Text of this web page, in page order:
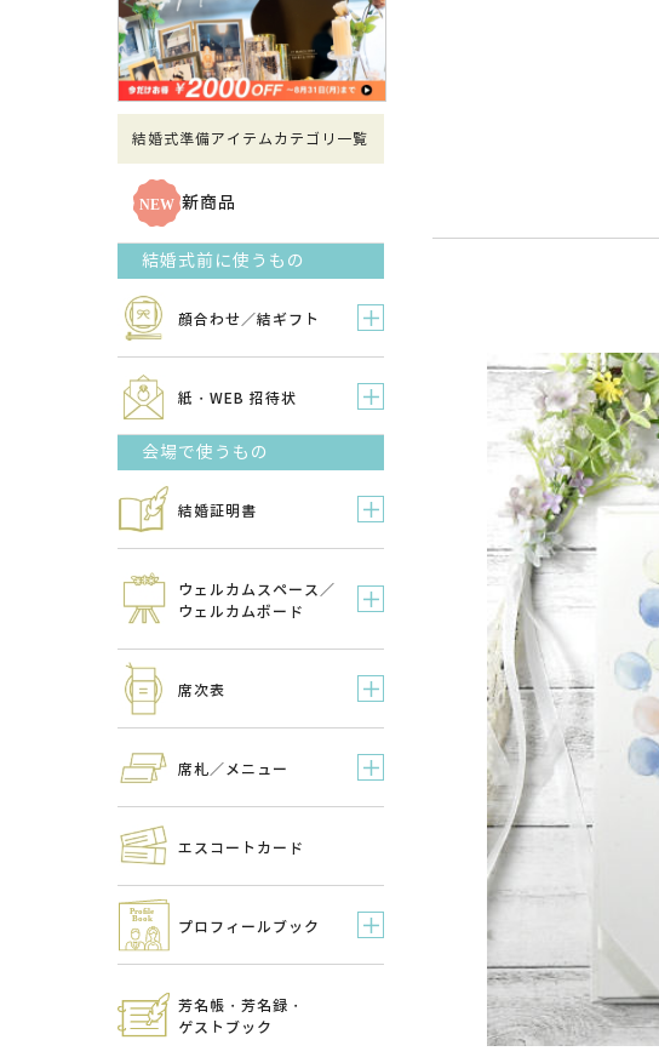
結婚式準備アイテムカテゴリ一覧
新商品
結婚式前に使うもの
顔合わせ／結ギフト
紙・WEB 招待状
会場で使うもの
結婚証明書
ウェルカムスペース／
ウェルカムボード
席次表
席札／メニュー
エスコートカード
プロフィールブック
芳名帳・芳名録・
ゲストブック